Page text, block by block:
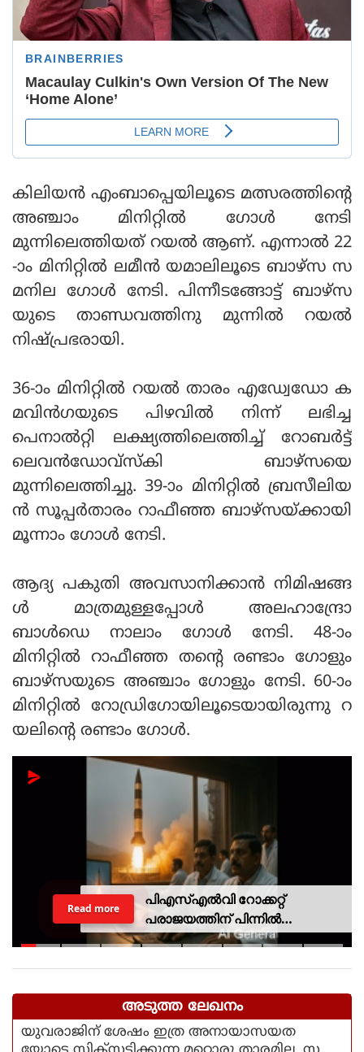
കിലിയന്‍ എംബാപ്പെയിലൂടെ മത്സരത്തിന്റെ
അഞ്ചാം മിനിറ്റില്‍ ഗോള്‍ നേടി
മുന്നിലെത്തിയത് റയല്‍ ആണ്. എന്നാല്‍ 22
-ാം മിനിറ്റില്‍ ലമീന്‍ യമാലിലൂടെ ബാഴ്‌സ സ
മനില ഗോള്‍ നേടി. പിന്നീടങ്ങോട്ട് ബാഴ്‌സ
യുടെ താണ്ഡവത്തിനു മുന്നില്‍ റയല്‍
നിഷ്പ്രഭരായി.
36-ാം മിനിറ്റില്‍ റയല്‍ താരം എഡ്വേഡോ ക
മവിന്‍ഗയുടെ പിഴവില്‍ നിന്ന് ലഭിച്ച
പെനാല്‍റ്റി ലക്ഷ്യത്തിലെത്തിച്ച് റോബര്‍ട്ട്
ലെവന്‍ഡോവ്‌സ്‌കി ബാഴ്‌സയെ
മുന്നിലെത്തിച്ചു. 39-ാം മിനിറ്റില്‍ ബ്രസീലിയ
ന്‍ സൂപ്പര്‍താരം റാഫീഞ്ഞ ബാഴ്‌സയ്ക്കായി
മൂന്നാം ഗോള്‍ നേടി.
ആദ്യ പകുതി അവസാനിക്കാന്‍ നിമിഷങ്ങ
ള്‍ മാത്രമുള്ളപ്പോള്‍ അലഹാന്ദ്രോ
ബാള്‍ഡെ നാലാം ഗോള്‍ നേടി. 48-ാം
മിനിറ്റില്‍ റാഫീഞ്ഞ തന്റെ രണ്ടാം ഗോളും
ബാഴ്‌സയുടെ അഞ്ചാം ഗോളും നേടി. 60-ാം
മിനിറ്റില്‍ റോഡ്രിഗോയിലൂടെയായിരുന്നു റ
യലിന്റെ രണ്ടാം ഗോള്‍.
പിഎസ്എല്‍വി റോക്കറ്റ്
പരാജയത്തിന് പിന്നില്‍
ഐഎസ്ആര്‍ഒയിലെ ഉന്നത
Read more
അടുത്ത ലേഖനം
യുവരാജിന് ശേഷം ഇത്ര അനായാസയത